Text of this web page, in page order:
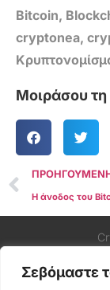
Σεβόμαστε
Bitcoin,
cryptonea,
Μοιράσου